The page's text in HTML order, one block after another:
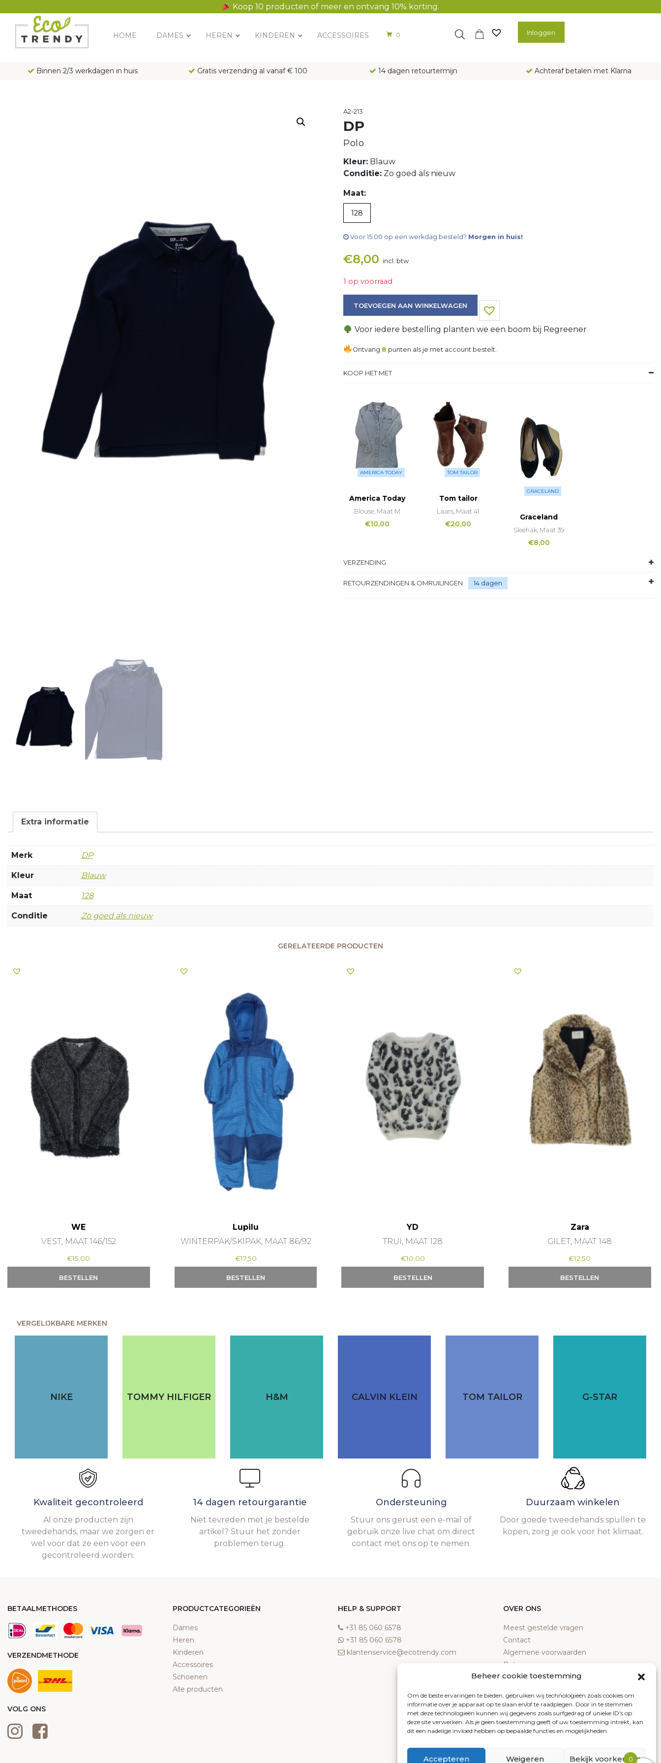
Koop 10 producten of meer en ontvang 10% korting.
Beheer cookie toestemming
Om de beste ervaringen te bieden, gebruiken wij technologieën zoals cookies om
informatie over je apparaat op te slaan en/of te raadplegen. Door in te stemmen
met deze technologieën kunnen wij gegevens zoals surfgedrag of unieke ID's op
deze site verwerken. Als je geen toestemming geeft of uw toestemming intrekt, kan
dit een nadelige invloed hebben op bepaalde functies en mogelijkheden.
Accepteren Weigeren Bekijk voorkeuren
Main Navigation
HOME DAMES HEREN KINDEREN ACCESSOIRES 0 Inloggen
Binnen 2/3 werkdagen in huis Gratis verzending al vanaf € 100 14 dagen retourtermijn Achteraf betalen met Klarna
A2-213
DP
Polo
Kleur: Blauw
Conditie: Zo goed als nieuw
Maat:
128
Voor 15:00 op een werkdag besteld? Morgen in huis!
€8,00 incl. btw
1 op voorraad
TOEVOEGEN AAN WINKELWAGEN
Voor iedere bestelling planten we een boom bij Regreener
Ontvang 8 punten als je met account bestelt.
KOOP HET MET
AMERICA TODAY
America Today
Blouse, Maat M
€10,00
TOM TAILOR
Tom tailor
Laars, Maat 41
€20,00
GRACELAND
Graceland
Sleehak, Maat 39
€8,00
VERZENDING
RETOURZENDINGEN & OMRUILINGEN 14 dagen
Extra informatie
Merk DP
Kleur Blauw
Maat 128
Conditie Zo goed als nieuw
GERELATEERDE PRODUCTEN
WE
VEST, MAAT 146/152
€15,00
BESTELLEN
Lupilu
WINTERPAK/SKIPAK, MAAT 86/92
€17,50
BESTELLEN
YD
TRUI, MAAT 128
€10,00
BESTELLEN
Zara
GILET, MAAT 148
€12,50
BESTELLEN
VERGELIJKBARE MERKEN
NIKE TOMMY HILFIGER H&M CALVIN KLEIN TOM TAILOR G-STAR
Kwaliteit gecontroleerd
Al onze producten zijn
tweedehands, maar we zorgen er
wel voor dat ze een voor een
gecontroleerd worden.
14 dagen retourgarantie
Niet tevreden met je bestelde
artikel? Stuur het zonder
problemen terug.
Ondersteuning
Stuur ons gerust een e-mail of
gebruik onze live chat om direct
contact met ons op te nemen.
Duurzaam winkelen
Door goede tweedehands spullen te
kopen, zorg je ook voor het klimaat.
BETAALMETHODES
VERZENDMETHODE
VOLG ONS
PRODUCTCATEGORIEËN
Dames
Heren
Kinderen
Accessoires
Schoenen
Alle producten
HELP & SUPPORT
‎+31 85 060 6578
‎+31 85 060 6578
klantenservice@ecotrendy.com
OVER ONS
Meest gestelde vragen
Contact
Algemene voorwaarden
Retourneren
Klachten
Cookiebeleid
0